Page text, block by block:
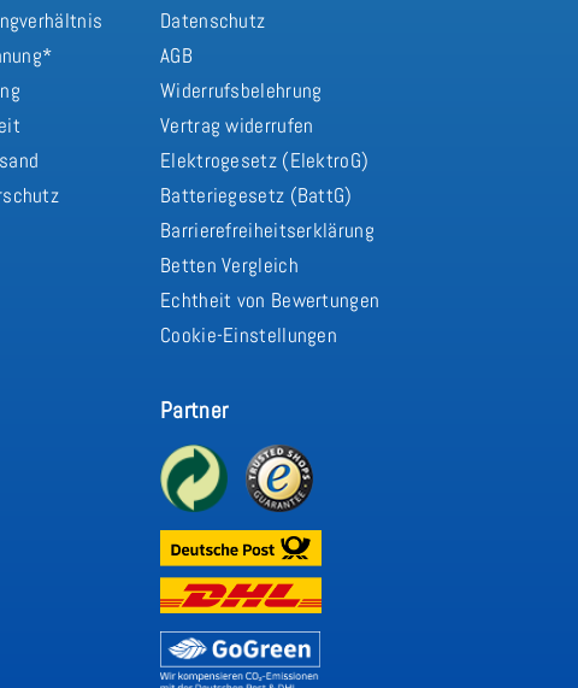
Datenschutz
AGB
Widerrufsbelehrung
Vertrag widerrufen
Elektrogesetz (ElektroG)
Batteriegesetz (BattG)
Barrierefreiheitserklärung
Betten Vergleich
Echtheit von Bewertungen
Cookie-Einstellungen
Partner